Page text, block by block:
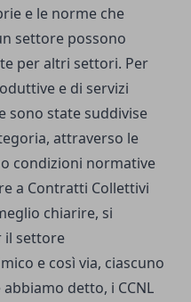
e le norme che
settore possono
per altri settori. Per
e di servizi
sono state suddivise
attraverso le
condizioni normative
a Contratti Collettivi
chiarire, si
il settore
e così via, ciascuno
detto, i CCNL